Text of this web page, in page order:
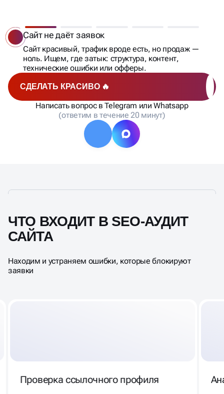
СДЕЛАТЬ КРАСИВО 🔥
Написать вопрос в Telegram или Whatsapp
(ответим в течение 20 минут)
Упал трафик
Падают позиции, проседает видимость,
нет индексации — разберём, что именно пошло
не так, и как это чинить.
ЧТО ВХОДИТ В SEO-АУДИТ
САЙТА
Находим и устраняем ошибки, которые блокируют
заявки
Проверка ссылочного профиля